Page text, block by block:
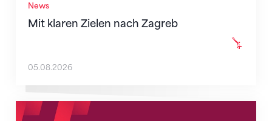
News
Mit klaren Zielen nach Zagreb
05.08.2026
Neue Empfangszeiten ab 1. August 2026